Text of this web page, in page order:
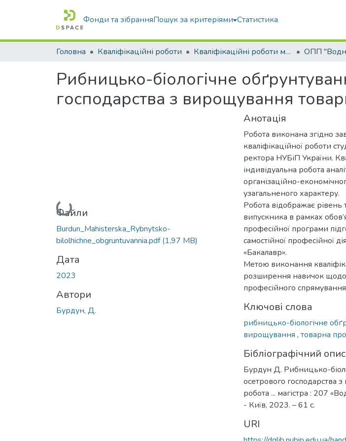
Фонди та зібранняПошук за критеріями Статистика
Головна Кваліфікаційні роботи Кваліфікаційні роботи магістрів
Рибницько-біологічне
господарства з вирощування
Вантажиться...
Файли
Burdun_Mahisterska_Rybnytsko-
bilolhichne_obgruntuvannia.pdf(1,97 MB)
Дата
2023
Автори
Бурдун, Д.
Анотація
Робота виконана згідно
кваліфікаційної роботи
ректора НУБіП України.
індивідуальна робота
організаційно-
узагальненого характеру.
Робота відображає
випускника в рамках
професійної програми
самостійної професійної
«Бакалавр».
Метою виконання
розширення навичок щодо
професійного
Ключові слова
рибницько-біологічне
вирощування , товарна
Бібліографічний опис
Бурдун Д. Рибницько-
осетрового господарства
робота ... магістра : 207
- Київ, 2023. – 61 с.
URI